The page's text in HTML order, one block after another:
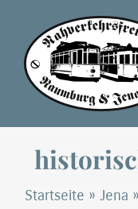
Inhalt
springen
Startseite » Jena »